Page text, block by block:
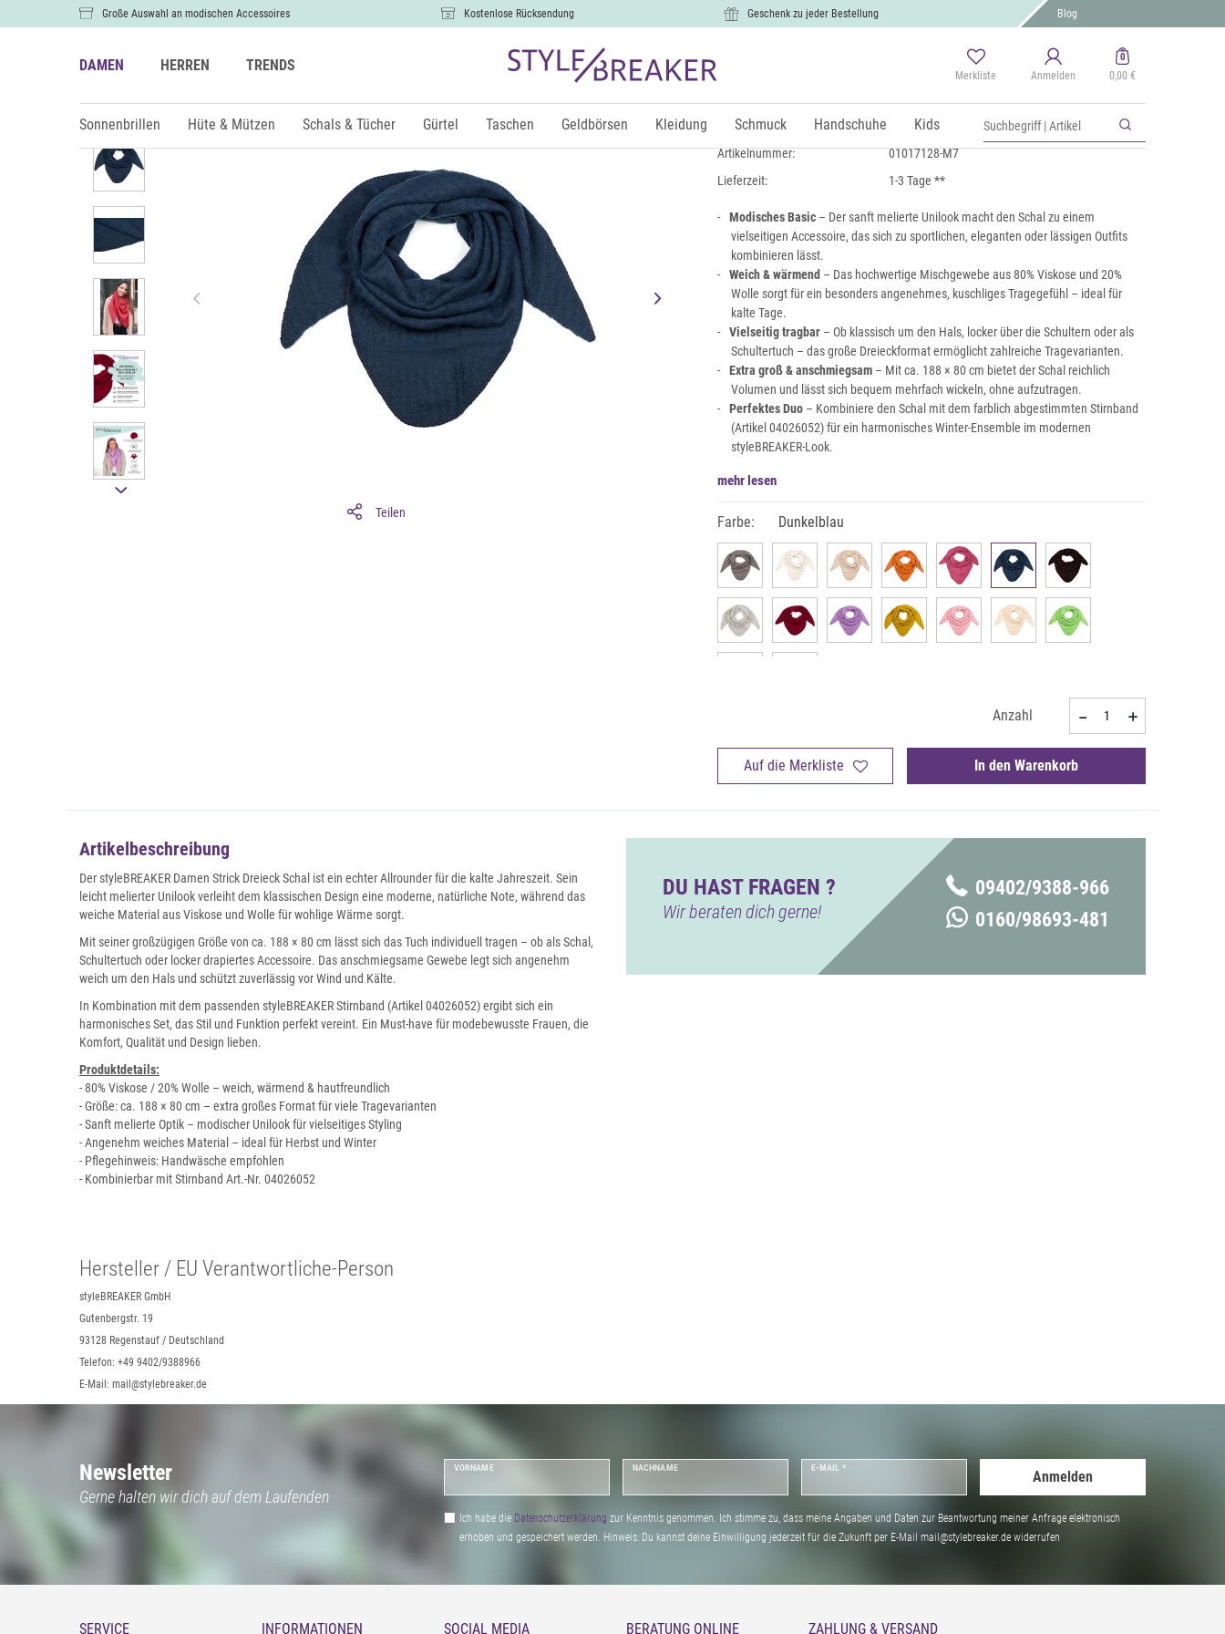
Große Auswahl an modischen Accessoires Kostenlose Rücksendung Geschenk zu jeder Bestellung Blog
DAMEN HERREN TRENDS
Merkliste Anmelden
0
0,00 €
Sonnenbrillen Hüte & Mützen Schals & Tücher Gürtel Taschen Geldbörsen Kleidung Schmuck Handschuhe Kids
Teilen
Strick Dreiecktuch meliert
14,99 €
inkl. MwSt., zzgl.Versand
Artikelnummer:
01017128-M7
Lieferzeit:
1-3 Tage **
Modisches Basic– Der sanft melierte Unilook macht den Schal zu einem
vielseitigen Accessoire, das sich zu sportlichen, eleganten oder lässigen Outfits
kombinieren lässt.
Weich & wärmend – Das hochwertige Mischgewebe aus 80% Viskose und 20%
Wolle sorgt für ein besonders angenehmes, kuschliges Tragegefühl – ideal für
kalte Tage.
Vielseitig tragbar– Ob klassisch um den Hals, locker über die Schultern oder als
Schultertuch – das große Dreieckformat ermöglicht zahlreiche Tragevarianten.
Extra groß & anschmiegsam– Mit ca. 188 × 80 cm bietet der Schal reichlich
Volumen und lässt sich bequem mehrfach wickeln, ohne aufzutragen.
Perfektes Duo– Kombiniere den Schal mit dem farblich abgestimmten Stirnband
(Artikel 04026052) für ein harmonisches Winter-Ensemble im modernen
styleBREAKER-Look.
mehr lesen
Farbe: Dunkelblau
Anzahl
Auf die Merkliste In den Warenkorb
Artikelbeschreibung
Der styleBREAKER Damen Strick Dreieck Schal ist ein echter Allrounder für die kalte Jahreszeit. Sein
leicht melierter Unilook verleiht dem klassischen Design eine moderne, natürliche Note, während das
weiche Material aus Viskose und Wolle für wohlige Wärme sorgt.
Mit seiner großzügigen Größe von ca. 188 × 80 cm lässt sich das Tuch individuell tragen – ob als Schal,
Schultertuch oder locker drapiertes Accessoire. Das anschmiegsame Gewebe legt sich angenehm
weich um den Hals und schützt zuverlässig vor Wind und Kälte.
In Kombination mit dem passenden styleBREAKER Stirnband (Artikel 04026052) ergibt sich ein
harmonisches Set, das Stil und Funktion perfekt vereint. Ein Must-have für modebewusste Frauen, die
Komfort, Qualität und Design lieben.
Produktdetails:
- 80% Viskose / 20% Wolle – weich, wärmend & hautfreundlich
- Größe: ca. 188 × 80 cm – extra großes Format für viele Tragevarianten
- Sanft melierte Optik – modischer Unilook für vielseitiges Styling
- Angenehm weiches Material – ideal für Herbst und Winter
- Pflegehinweis: Handwäsche empfohlen
- Kombinierbar mit Stirnband Art.-Nr. 04026052
DU HAST FRAGEN ?
Wir beraten dich gerne!
09402/9388-966
0160/98693-481
Hersteller / EU Verantwortliche-Person
styleBREAKER GmbH
Gutenbergstr. 19
93128 Regenstauf / Deutschland
Telefon: +49 9402/9388966
E-Mail: mail@stylebreaker.de
Newsletter
Gerne halten wir dich auf dem Laufenden
VORNAME NACHNAME E-MAIL *
Anmelden
Ich habe die Daten­schutz­erklärung zur Kenntnis genommen. Ich stimme zu, dass meine Angaben und Daten zur Beantwortung meiner Anfrage elektronisch
erhoben und gespeichert werden. Hinweis: Du kannst deine Einwilligung jederzeit für die Zukunft per E-Mail mail@stylebreaker.de widerrufen
SERVICE INFORMATIONEN SOCIAL MEDIA BERATUNG ONLINE ZAHLUNG & VERSAND